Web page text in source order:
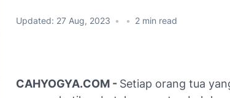
Updated: 27 Aug, 2023 • • 2 min read
CAHYOGYA.COM - Setiap orang tua